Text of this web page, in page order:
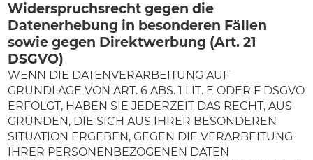
Widerspruchsrecht gegen die
Datenerhebung in besonderen Fällen
sowie gegen Direktwerbung (Art. 21
DSGVO)
WENN DIE DATENVERARBEITUNG AUF
GRUNDLAGE VON ART. 6 ABS. 1 LIT. E ODER F DSGVO
ERFOLGT, HABEN SIE JEDERZEIT DAS RECHT, AUS
GRÜNDEN, DIE SICH AUS IHRER BESONDEREN
SITUATION ERGEBEN, GEGEN DIE VERARBEITUNG
IHRER PERSONENBEZOGENEN DATEN